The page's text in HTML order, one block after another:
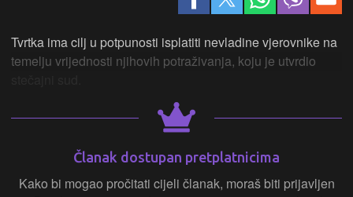
Tvrtka ima cilj u potpunosti isplatiti nevladine vjerovnike na
temelju vrijednosti njihovih potraživanja, koju je utvrdio
Članak dostupan pretplatnicima
Kako bi mogao pročitati cijeli članak, moraš biti prijavljen